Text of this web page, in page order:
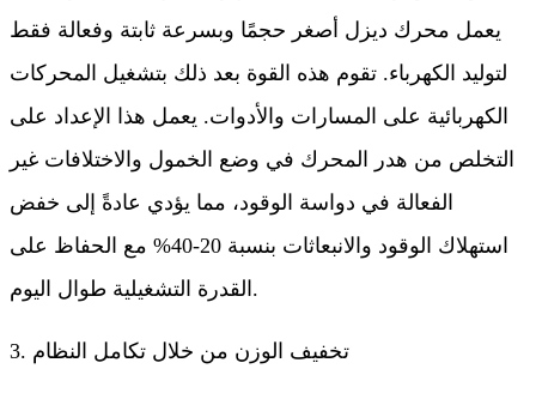
يعمل محرك ديزل أصغر حجمًا وبسرعة ثابتة وفعالة فقط
لتوليد الكهرباء. تقوم هذه القوة بعد ذلك بتشغيل المحركات
الكهربائية على المسارات والأدوات. يعمل هذا الإعداد على
التخلص من هدر المحرك في وضع الخمول والاختلافات غير
الفعالة في دواسة الوقود، مما يؤدي عادةً إلى خفض
استهلاك الوقود والانبعاثات بنسبة 20-40% مع الحفاظ على
القدرة التشغيلية طوال اليوم.
3. تخفيف الوزن من خلال تكامل النظام